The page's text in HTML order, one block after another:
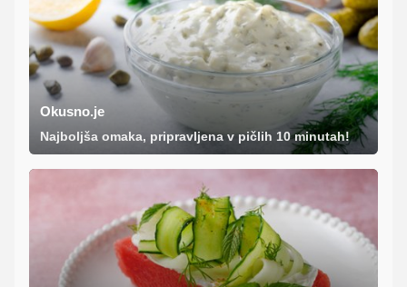
Okusno.je
Najboljša omaka, pripravljena v pičlih 10 minutah!